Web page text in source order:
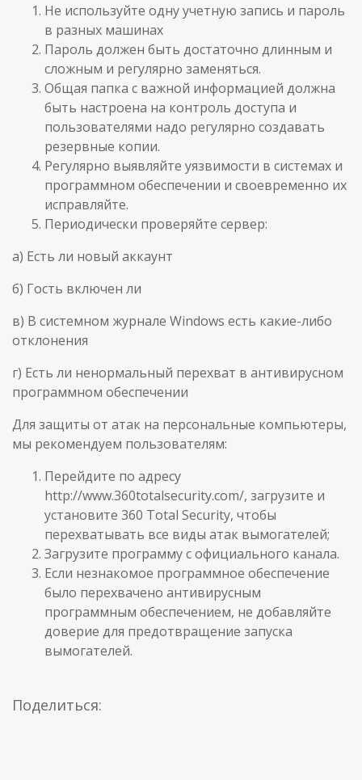
Не используйте одну учетную запись и пароль
в разных машинах
Пароль должен быть достаточно длинным и
сложным и регулярно заменяться.
Общая папка с важной информацией должна
быть настроена на контроль доступа и
пользователями надо регулярно создавать
резервные копии.
Регулярно выявляйте уязвимости в системах и
программном обеспечении и своевременно их
исправляйте.
Периодически проверяйте сервер:
а) Есть ли новый аккаунт
б) Гость включен ли
в) В системном журнале Windows есть какие-либо
отклонения
г) Есть ли ненормальный перехват в антивирусном
программном обеспечении
Для защиты от атак на персональные компьютеры,
мы рекомендуем пользователям:
Перейдите по адресу
http://www.360totalsecurity.com/, загрузите и
установите 360 Total Security, чтобы
перехватывать все виды атак вымогателей;
Загрузите программу с официального канала.
Если незнакомое программное обеспечение
было перехвачено антивирусным
программным обеспечением, не добавляйте
доверие для предотвращение запуска
вымогателей.
Поделиться: